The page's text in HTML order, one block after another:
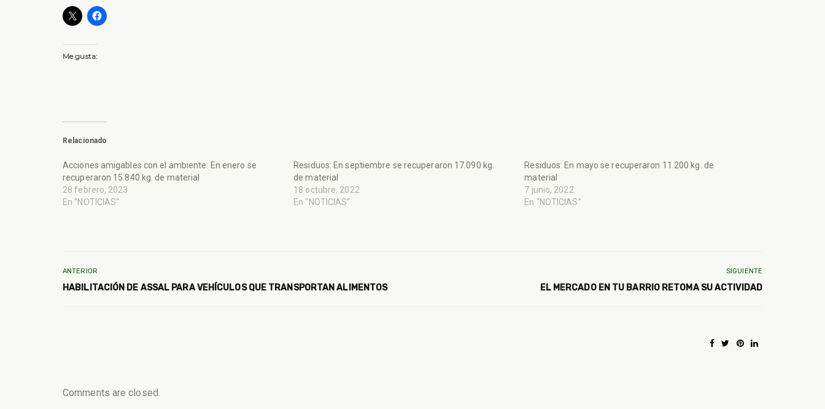
Me gusta:
Relacionado
Acciones amigables con el ambiente: En enero se
recuperaron 15.840 kg. de material
28 febrero, 2023
En "NOTICIAS"
Residuos: En septiembre se recuperaron 17.090 kg.
de material
18 octubre, 2022
En "NOTICIAS"
Residuos: En mayo se recuperaron 11.200 kg. de
material
7 junio, 2022
En "NOTICIAS"
ANTERIOR
HABILITACIÓN DE ASSAL PARA VEHÍCULOS QUE TRANSPORTAN ALIMENTOS
SIGUIENTE
EL MERCADO EN TU BARRIO RETOMA SU ACTIVIDAD
Comments are closed.